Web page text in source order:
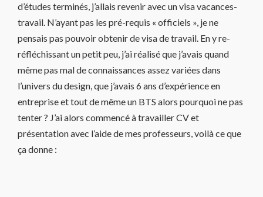
d’études terminés, j’allais revenir avec un visa vacances-
travail. N’ayant pas les pré-requis « officiels », je ne
pensais pas pouvoir obtenir de visa de travail. En y re-
réfléchissant un petit peu, j’ai réalisé que j’avais quand
même pas mal de connaissances assez variées dans
l’univers du design, que j’avais 6 ans d’expérience en
entreprise et tout de même un BTS alors pourquoi ne pas
tenter ? J’ai alors commencé à travailler CV et
présentation avec l’aide de mes professeurs, voilà ce que
ça donne :